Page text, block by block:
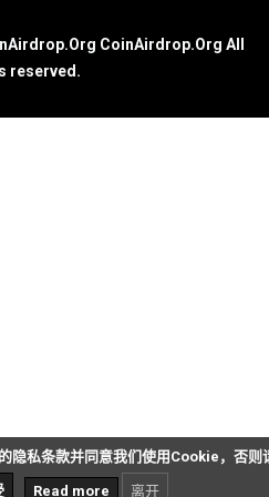
CoinAirdrop.Org All
reserved.
隐私条款并同意我们使用Cookie，否则
Read more 离开